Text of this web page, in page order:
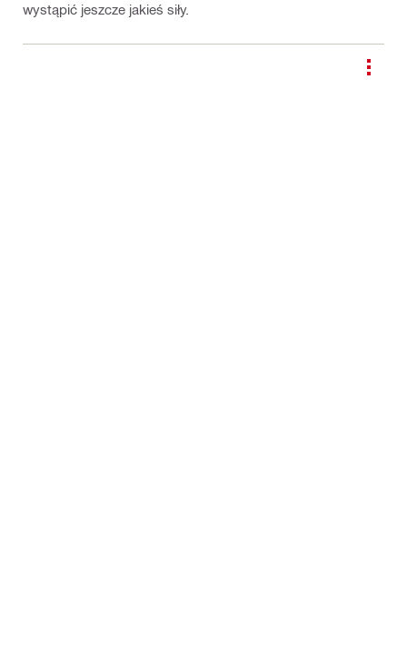
wystąpić jeszcze jakieś siły.